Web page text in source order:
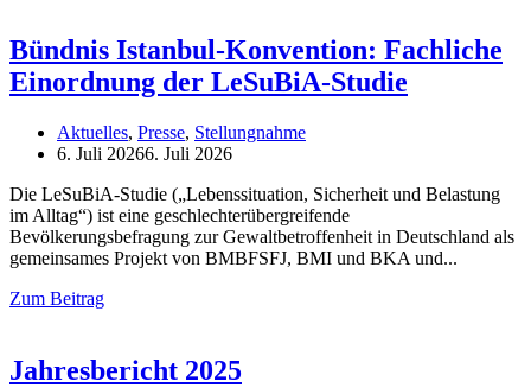
Bündnis Istanbul-Konvention: Fachliche
Einordnung der LeSuBiA-Studie
Aktuelles, Presse, Stellungnahme
6. Juli 20266. Juli 2026
Die LeSuBiA-Studie („Lebenssituation, Sicherheit und Belastung
im Alltag“) ist eine geschlechterübergreifende
Bevölkerungsbefragung zur Gewaltbetroffenheit in Deutschland als
gemeinsames Projekt von BMBFSFJ, BMI und BKA und
Zum Beitrag
Jahresbericht 2025